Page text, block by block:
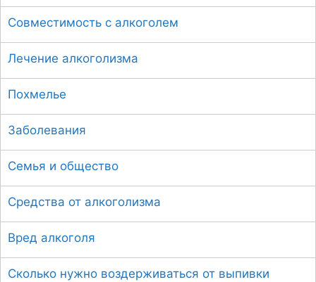
:
Совместимость с алкоголем
Лечение алкоголизма
Похмелье
Заболевания
Семья и общество
Средства от алкоголизма
Вред алкоголя
Сколько нужно воздерживаться от выпивки